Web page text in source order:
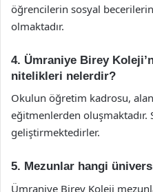
öğrencilerin sosyal
olmaktadır.
4. Ümraniye Birey
nitelikleri nelerdir?
Okulun öğretim kadrosu,
eğitmenlerden
geliştirmektedirler.
5. Mezunlar hangi
Ümraniye Birey Koleji